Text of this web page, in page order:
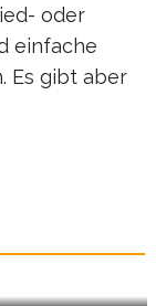
oder
einfache
Es gibt aber